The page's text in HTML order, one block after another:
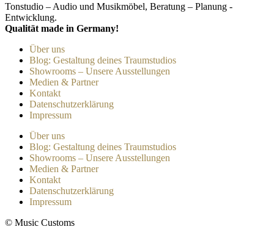
Tonstudio – Audio und Musikmöbel, Beratung – Planung -
Entwicklung.
Qualität made in Germany!
Über uns
Blog: Gestaltung deines Traumstudios
Showrooms – Unsere Ausstellungen
Medien & Partner
Kontakt
Datenschutzerklärung
Impressum
Über uns
Blog: Gestaltung deines Traumstudios
Showrooms – Unsere Ausstellungen
Medien & Partner
Kontakt
Datenschutzerklärung
Impressum
© Music Customs